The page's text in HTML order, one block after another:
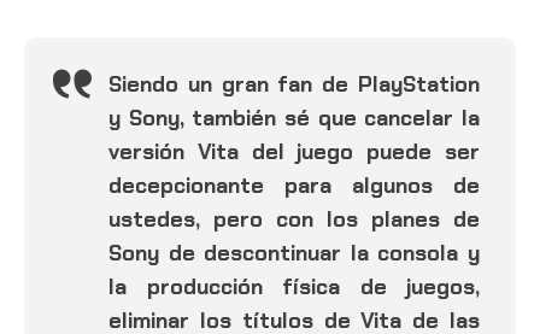
Siendo un gran fan de PlayStation
y Sony, también sé que cancelar la
versión Vita del juego puede ser
decepcionante para algunos de
ustedes, pero con los planes de
Sony de descontinuar la consola y
la producción física de juegos,
eliminar los títulos de Vita de las